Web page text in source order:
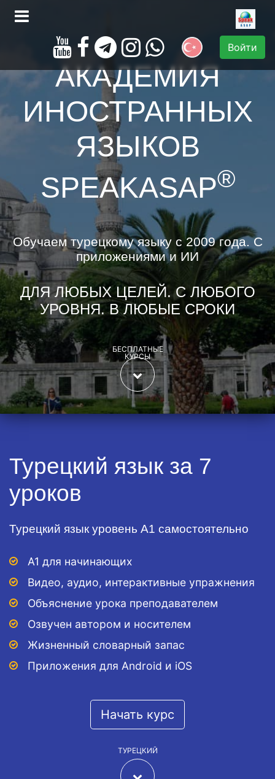
Войти
АКАДЕМИЯ
ИНОСТРАННЫХ
ЯЗЫКОВ
SPEAKASAP®
Обучаем турецкому языку с 2009 года. С
приложениями и ИИ
ДЛЯ ЛЮБЫХ ЦЕЛЕЙ. С ЛЮБОГО
УРОВНЯ. В ЛЮБЫЕ СРОКИ
БЕСПЛАТНЫЕ
КУРСЫ
Турецкий язык за 7
уроков
Турецкий язык уровень А1 самостоятельно
A1 для начинающих
Видео, аудио, интерактивные упражнения
Объяснение урока преподавателем
Озвучен автором и носителем
Жизненный словарный запас
Приложения для Android и iOS
Начать курс
ТУРЕЦКИЙ